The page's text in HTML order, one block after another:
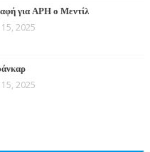
για ΑΡΗ ο Μεντίλ
15, 2025
15, 2025